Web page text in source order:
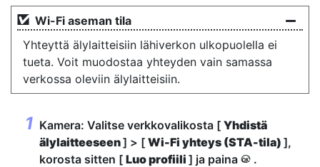
Wi-Fi aseman tila
Yhteyttä älylaitteisiin lähiverkon ulkopuolella ei
tueta. Voit muodostaa yhteyden vain samassa
verkossa oleviin älylaitteisiin.
Kamera: Valitse verkkovalikosta [ Yhdistä
älylaitteeseen] > [ Wi-Fi yhteys (STA-tila) ],
korosta sitten [ Luo profiili ] ja paina J .